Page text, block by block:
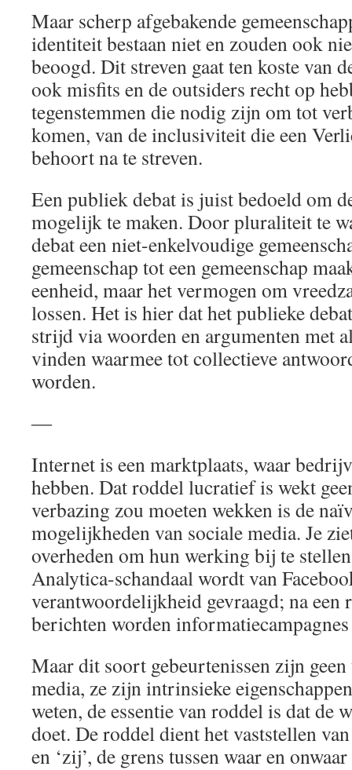
Maar scherp afgebakende
identiteit bestaan niet en zouden ook
beoogd. Dit streven gaat ten koste van
ook misfits en de outsiders recht op
tegenstemmen die nodig zijn om tot
komen, van de inclusiviteit die een
behoort na te streven.
Een publiek debat is juist bedoeld om
mogelijk te maken. Door pluraliteit te
debat een niet-enkelvoudige
gemeenschap tot een gemeenschap
eenheid, maar het vermogen om
lossen. Het is hier dat het publieke
strijd via woorden en argumenten met
vinden waarmee tot collectieve
worden.
―
Internet is een marktplaats, waar
hebben. Dat roddel lucratief is wekt
verbazing zou moeten wekken is de
mogelijkheden van sociale media. Je
overheden om hun werking bij te
Analytica-schandaal wordt van
verantwoordelijkheid gevraagd; na een
berichten worden
Maar dit soort gebeurtenissen zijn
media, ze zijn intrinsieke
weten, de essentie van roddel is dat de
doet. De roddel dient het vaststellen
en ‘zij’, de grens tussen waar en